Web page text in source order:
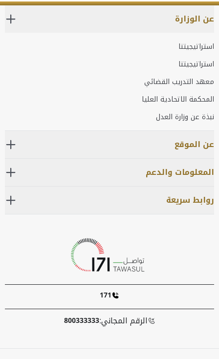
عن الوزارة
استراتيجيتنا
استراتيجيتنا
معهد التدريب القضائي
المحكمة الاتحادية العليا
نبذة عن وزارة العدل
عن الموقع
المعلومات والدعم
روابط سريعة
171
الرقم المجاني:800333333